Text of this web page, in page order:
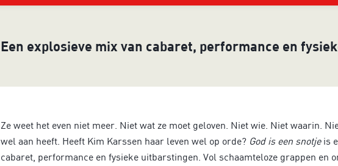
Een explosieve mix van cabaret, performance en
Ze weet het even niet meer. Niet wat ze moet geloven. Niet wie. Niet waarin.
wel aan heeft. Heeft Kim Karssen haar leven wel op orde? God is een snotjeis
cabaret, performance en fysieke uitbarstingen. Vol schaamteloze grappen en
Inzoomen